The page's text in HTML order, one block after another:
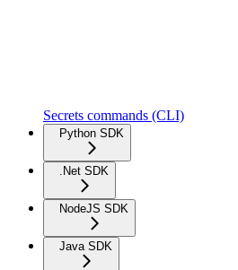
Secrets commands (CLI)
Python SDK
.Net SDK
NodeJS SDK
Java SDK